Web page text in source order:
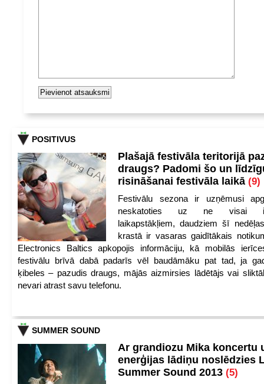
POSITIVUS
Plašajā festivāla teritorijā
draugs? Padomi šo un
risināšanai festivāla laikā (9)
Festivālu sezona ir uzņēmusi
neskatoties uz ne visai
laikapstākļiem, daudziem šī
krastā ir vasaras gaidītākais
Electronics Baltics apkopojis informāciju, kā mobilās
festivālu brīvā dabā padarīs vēl baudāmāku pat tad, ja
ķibeles – pazudis draugs, mājās aizmirsies lādētājs vai
nevari atrast savu telefonu.
SUMMER SOUND
Ar grandiozu Mika koncertu
enerģijas lādiņu noslēdzies
Summer Sound 2013 (5)